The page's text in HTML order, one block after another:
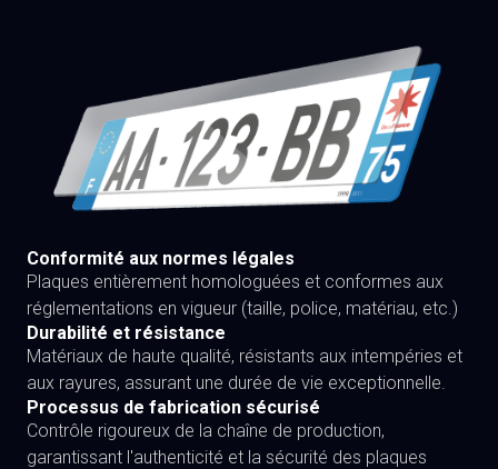
Conformité aux normes légales
Plaques entièrement homologuées et conformes aux
réglementations en vigueur (taille, police, matériau, etc.)
Durabilité et résistance
Matériaux de haute qualité, résistants aux intempéries et
aux rayures, assurant une durée de vie exceptionnelle.
Processus de fabrication sécurisé
Contrôle rigoureux de la chaîne de production,
garantissant l'authenticité et la sécurité des plaques